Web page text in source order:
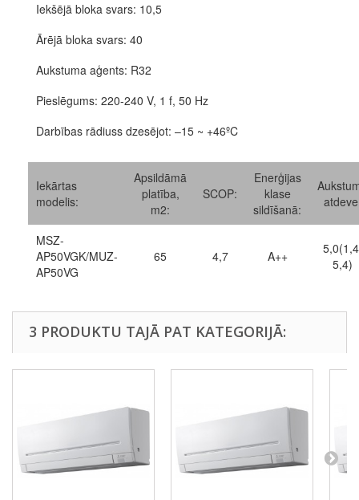
Iekšējā bloka svars: 10,5
Ārējā bloka svars: 40
Aukstuma aģents: R32
Pieslēgums: 220-240 V, 1 f, 50 Hz
Darbības rādiuss dzesējot: –15 ~ +46ºC
Iekārtas
modelis:
Apsildāmā
platība,
m2:
SCOP:
Enerģijas
klase
sildīšanā:
MSZ-
AP50VGK/MUZ-
AP50VG
65 4,7 A++
5,4)
3 PRODUKTU TAJĀ PAT KATEGORIJĀ: